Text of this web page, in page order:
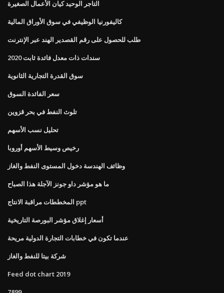
التاجر الوحيد كيان الأعمال الصغيرة
كاليفورنيا الوظيفي في سوق الأوراق المالية
طلب للحصول على رقم القصدير الهند عبر الإنترنت
سندات ذات معدل فائدة ثابت 2020
سوق القدرة التجارية الثانوية
سعر الفائدة السوق
تلوث النفط في بحر قزوين
تحليل نسب الأسهم
رخيص وسيط الأسهم أوروبا
وظائف الهندسة دخول المستوى النفط والغاز
ما هو مؤشر داو جونز الآجلة هذا الصباح
المخططات مراقبة الانتاج ppt
أسعار إغلاق مؤشر البورصة التاريخية
عندما تكون في خطابات التجارة الدولية مريحة
شركة بيتا للنفط والغاز
Feed dot chart 2019